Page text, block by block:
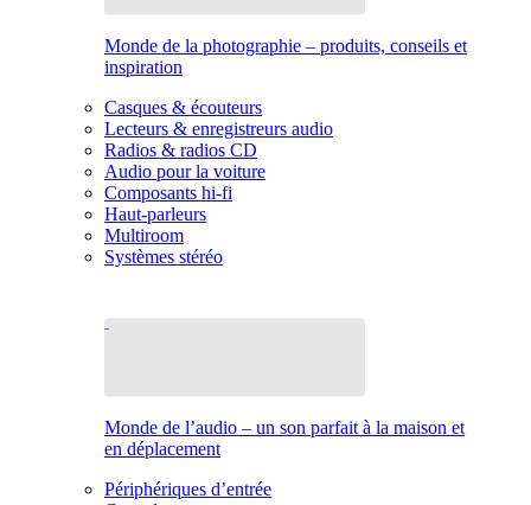
Monde de la photographie – produits, conseils et
inspiration
Casques & écouteurs
Lecteurs & enregistreurs audio
Radios & radios CD
Audio pour la voiture
Composants hi-fi
Haut-parleurs
Multiroom
Systèmes stéréo
Monde de l’audio – un son parfait à la maison et
en déplacement
Périphériques d’entrée